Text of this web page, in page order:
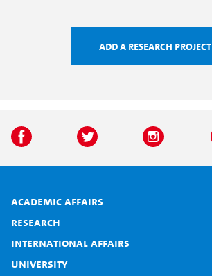
Add a research project
Academic affairs
Research
International affairs
University